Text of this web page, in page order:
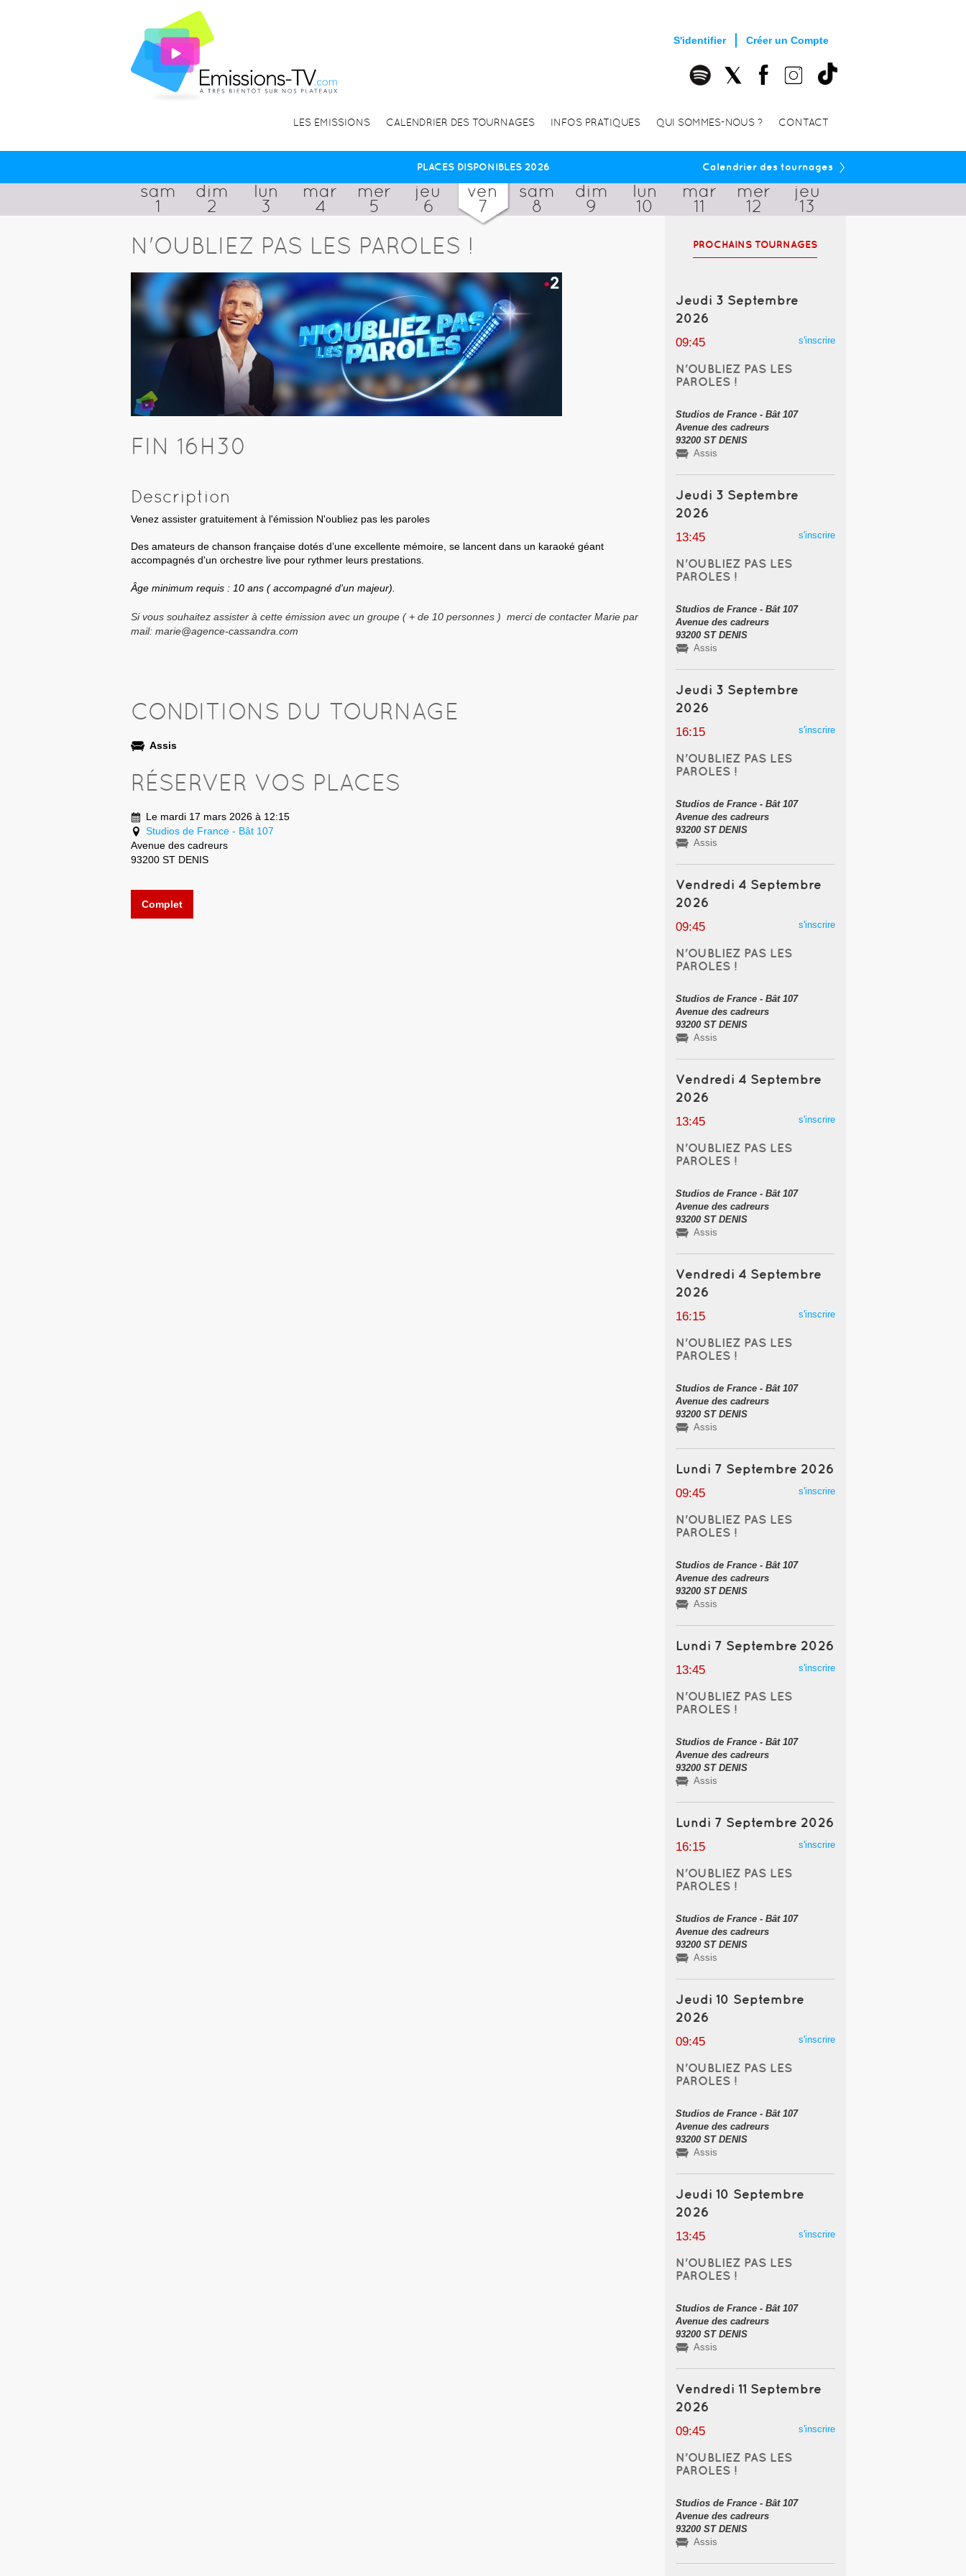
S'identifier Créer un Compte
LES EMISSIONS CALENDRIER DES TOURNAGES INFOS PRATIQUES QUI SOMMES-NOUS ? CONTACT
PLACES DISPONIBLES 2026 Calendrier des tournages ›
sam
1
dim
2
lun
3
mar
4
mer
5
jeu
6
ven
7
sam
8
dim
9
lun
10
mar
11
mer
12
jeu
13
N'OUBLIEZ PAS LES PAROLES !
FIN 16H30
Description
Venez assister gratuitement à l'émission N'oubliez pas les paroles
Des amateurs de chanson française dotés d’une excellente mémoire, se lancent dans un karaoké géant
accompagnés d'un orchestre live pour rythmer leurs prestations.
Âge minimum requis : 10 ans ( accompagné d'un majeur).
Si vous souhaitez assister à cette émission avec un groupe ( + de 10 personnes ) merci de contacter Marie par
mail: marie@agence-cassandra.com
CONDITIONS DU TOURNAGE
Assis
RÉSERVER VOS PLACES
Le mardi 17 mars 2026 à 12:15
Studios de France - Bât 107
Avenue des cadreurs
93200 ST DENIS
Complet
PROCHAINS TOURNAGES
Jeudi 3 Septembre
2026
09:45 s'inscrire
N'OUBLIEZ PAS LES
PAROLES !
Studios de France - Bât 107
Avenue des cadreurs
93200 ST DENIS
Assis
Jeudi 3 Septembre
2026
13:45 s'inscrire
N'OUBLIEZ PAS LES
PAROLES !
Studios de France - Bât 107
Avenue des cadreurs
93200 ST DENIS
Assis
Jeudi 3 Septembre
2026
16:15 s'inscrire
N'OUBLIEZ PAS LES
PAROLES !
Studios de France - Bât 107
Avenue des cadreurs
93200 ST DENIS
Assis
Vendredi 4 Septembre
2026
09:45 s'inscrire
N'OUBLIEZ PAS LES
PAROLES !
Studios de France - Bât 107
Avenue des cadreurs
93200 ST DENIS
Assis
Vendredi 4 Septembre
2026
13:45 s'inscrire
N'OUBLIEZ PAS LES
PAROLES !
Studios de France - Bât 107
Avenue des cadreurs
93200 ST DENIS
Assis
Vendredi 4 Septembre
2026
16:15 s'inscrire
N'OUBLIEZ PAS LES
PAROLES !
Studios de France - Bât 107
Avenue des cadreurs
93200 ST DENIS
Assis
Lundi 7 Septembre 2026
09:45 s'inscrire
N'OUBLIEZ PAS LES
PAROLES !
Studios de France - Bât 107
Avenue des cadreurs
93200 ST DENIS
Assis
Lundi 7 Septembre 2026
13:45 s'inscrire
N'OUBLIEZ PAS LES
PAROLES !
Studios de France - Bât 107
Avenue des cadreurs
93200 ST DENIS
Assis
Lundi 7 Septembre 2026
16:15 s'inscrire
N'OUBLIEZ PAS LES
PAROLES !
Studios de France - Bât 107
Avenue des cadreurs
93200 ST DENIS
Assis
Jeudi 10 Septembre
2026
09:45 s'inscrire
N'OUBLIEZ PAS LES
PAROLES !
Studios de France - Bât 107
Avenue des cadreurs
93200 ST DENIS
Assis
Jeudi 10 Septembre
2026
13:45 s'inscrire
N'OUBLIEZ PAS LES
PAROLES !
Studios de France - Bât 107
Avenue des cadreurs
93200 ST DENIS
Assis
Vendredi 11 Septembre
2026
09:45 s'inscrire
N'OUBLIEZ PAS LES
PAROLES !
Studios de France - Bât 107
Avenue des cadreurs
93200 ST DENIS
Assis